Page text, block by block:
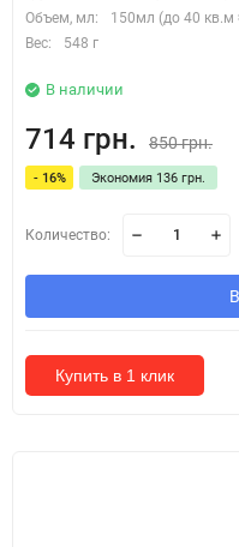
Объем, мл:
150мл (до 40 кв.м
Вес:
548 г
В наличии
714 грн. 850 грн.
- 16% Экономия 136 грн.
Количество:
Купить в 1 клик